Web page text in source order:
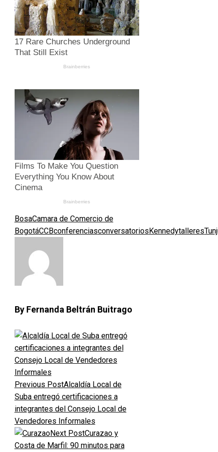
BosaCamara de Comercio de
BogotáCCBconferenciasconversatoriosKennedytalleres
By Fernanda Beltrán Buitrago
Previous PostAlcaldía Local de
Suba entregó certificaciones a
integrantes del Consejo Local de
Vendedores Informales
Next PostCurazao y
Costa de Marfil: 90 minutos para